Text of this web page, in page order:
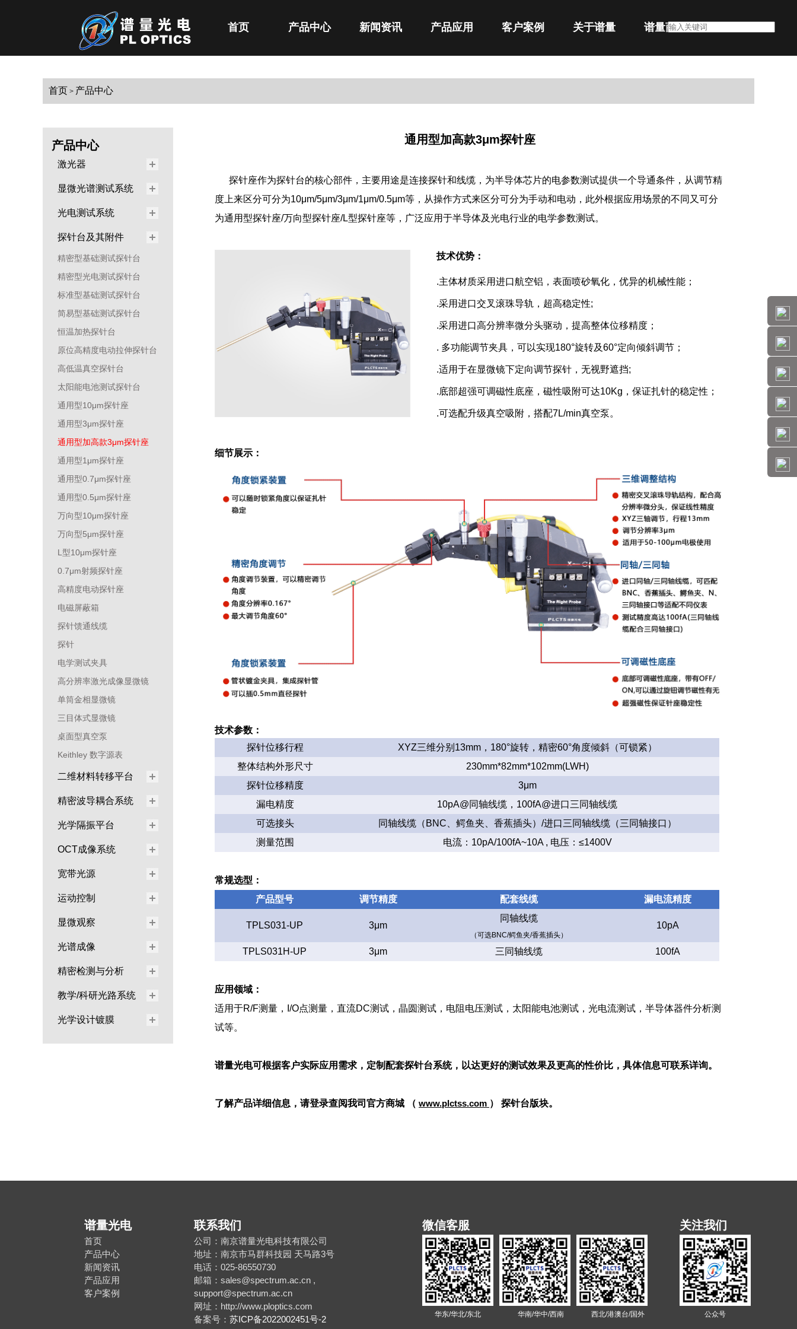
首页 产品中心 新闻资讯 产品应用 客户案例 关于谱量 谱量商城
首页 > 产品中心
产品中心
激光器
显微光谱测试系统
光电测试系统
探针台及其附件
精密型基础测试探针台
精密型光电测试探针台
标准型基础测试探针台
简易型基础测试探针台
恒温加热探针台
原位高精度电动拉伸探针台
高低温真空探针台
太阳能电池测试探针台
通用型10μm探针座
通用型3μm探针座
通用型加高款3μm探针座
通用型1μm探针座
通用型0.7μm探针座
通用型0.5μm探针座
万向型10μm探针座
万向型5μm探针座
L型10μm探针座
0.7μm射频探针座
高精度电动探针座
电磁屏蔽箱
探针馈通线缆
探针
电学测试夹具
高分辨率激光成像显微镜
单筒金相显微镜
三目体式显微镜
桌面型真空泵
Keithley 数字源表
二维材料转移平台
精密波导耦合系统
光学隔振平台
OCT成像系统
宽带光源
运动控制
显微观察
光谱成像
精密检测与分析
教学/科研光路系统
光学设计镀膜
通用型加高款3μm探针座
探针座作为探针台的核心部件，主要用途是连接探针和线缆，为半导体芯片的电参数测试提供一个导通条件，从调节精
度上来区分可分为10μm/5μm/3μm/1μm/0.5μm等 ，从操作方式来区分可分为手动和电动，此外根据应用场景的不同又可分
为通用型探针座/万向型探针座/L型探针座等，广泛应用于半导体及光电行业的电学参数测试。
技术优势：
.主体材质采用进口航空铝，表面喷砂氧化，优异的机械性能；
.采用进口交叉滚珠导轨，超高稳定性;
.采用进口高分辨率微分头驱动，提高整体位移精度；
. 多功能调节夹具，可以实现180°旋转及60°定向倾斜调节；
.适用于在显微镜下定向调节探针，无视野遮挡;
.底部超强可调磁性底座，磁性吸附可达10Kg，保证扎针的稳定性；
.可选配升级真空吸附，搭配7L/min真空泵。
细节展示：
技术参数：
探针位移行程
XYZ三维分别13mm，180°旋转，精密60°角度倾斜（可锁紧）
整体结构外形尺寸
230mm*82mm*102mm(LWH)
探针位移精度
3μm
漏电精度
10pA@同轴线缆，100fA@进口三同轴线缆
可选接头
同轴线缆（BNC、鳄鱼夹、香蕉插头）/进口三同轴线缆（三同轴接口）
测量范围
电流：10pA/100fA~10A , 电压：≤1400V
常规选型：
产品型号
调节精度 配套线缆 漏电流精度
TPLS031-UP 3μm
同轴线缆
（可选BNC/鳄鱼夹/香蕉插头）
10pA
TPLS031H-UP 3μm 三同轴线缆 100fA
应用领域：
适用于R/F测量，I/O点测量，直流DC测试，晶圆测试，电阻电压测试，太阳能电池测试，光电流测试，半导体器件分析测
试等。
谱量光电可根据客户实际应用需求，定制配套探针台系统，以达更好的测试效果及更高的性价比，具体信息可联系详询。
了解产品详细信息，请登录查阅我司官方商城 （ www.plctss.com ） 探针台版块。
谱量光电
首页
产品中心
新闻资讯
产品应用
客户案例
联系我们
公司：南京谱量光电科技有限公司
地址：南京市马群科技园 天马路3号
电话：025-86550730
邮箱：sales@spectrum.ac.cn ,
support@spectrum.ac.cn
网址：http://www.ploptics.com
备案号： 苏ICP备2022002451号-2
微信客服
华东/华北/东北 华南/华中/西南 西北/港澳台/国外
关注我们
公众号